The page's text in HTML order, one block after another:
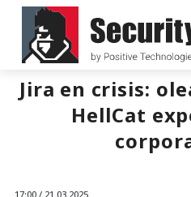
Jira en crisis:
HellCat
17:00 / 21.03.2025